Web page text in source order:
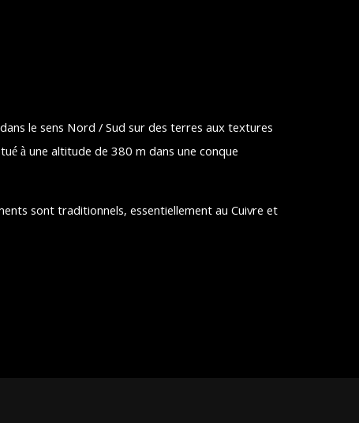
le sens Nord / Sud sur des terres aux textures
à une altitude de 380 m dans une conque
sont traditionnels, essentiellement au Cuivre et